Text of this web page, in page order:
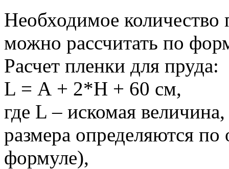
Необходимое количество
можно рассчитать по
Расчет пленки для пруда:
L = А + 2*H + 60 см,
где L – искомая
размера определяются
формуле),